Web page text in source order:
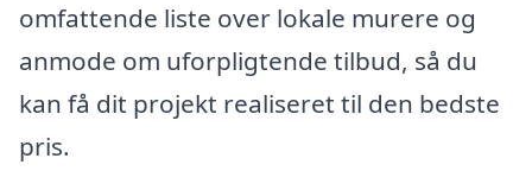
omfattende liste over lokale murere og
anmode om uforpligtende tilbud, så du
kan få dit projekt realiseret til den bedste
pris.